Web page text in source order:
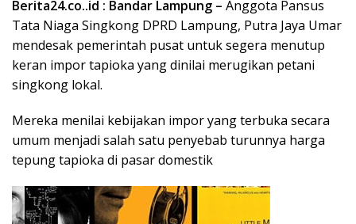
Berita24.co..id : Bandar Lampung – Anggota Pansus
Tata Niaga Singkong DPRD Lampung, Putra Jaya Umar
mendesak pemerintah pusat untuk segera menutup
keran impor tapioka yang dinilai merugikan petani
singkong lokal.
Mereka menilai kebijakan impor yang terbuka secara
umum menjadi salah satu penyebab turunnya harga
tepung tapioka di pasar domestik